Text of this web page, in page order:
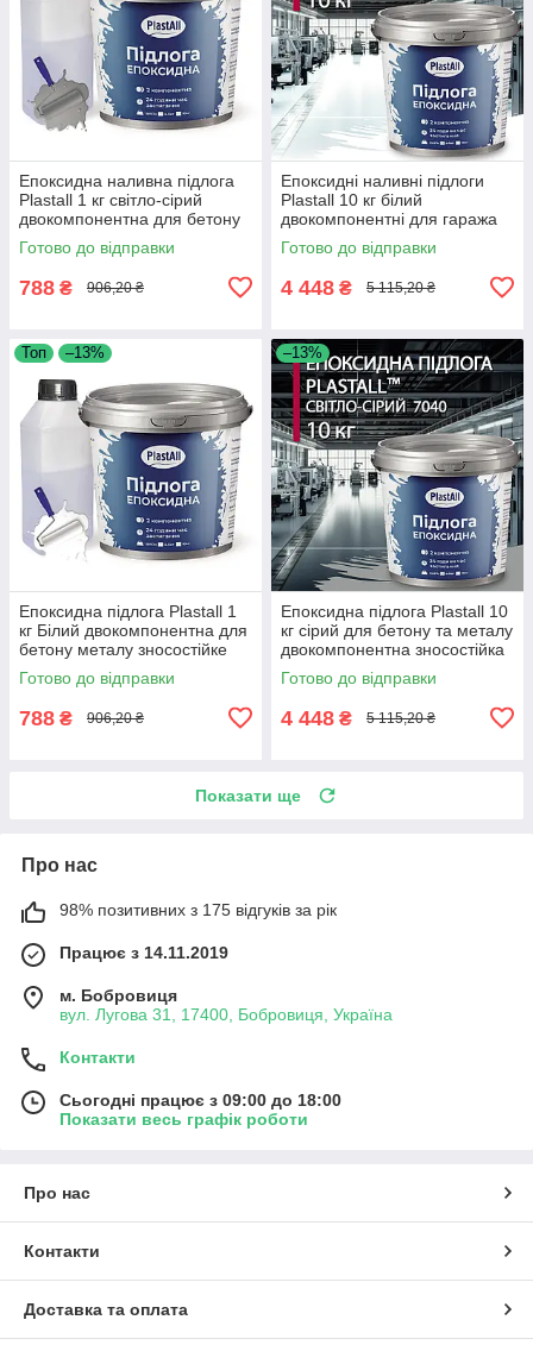
Епоксидна наливна підлога
Plastall 1 кг світло-сірий
двокомпонентна для бетону
та металу зносостійка
Готово до відправки
788 ₴ 906,20 ₴
Епоксидні наливні підлоги
Plastall 10 кг білий
двокомпонентні для гаража
та складу зносостійкі
Готово до відправки
4 448 ₴ 5 115,20 ₴
Топ –13%
Епоксидна підлога Plastall 1
кг Білий двокомпонентна для
бетону металу зносостійке
покриття
Готово до відправки
788 ₴ 906,20 ₴
–13%
Епоксидна підлога Plastall 10
кг сірий для бетону та металу
двокомпонентна зносостійка
Готово до відправки
4 448 ₴ 5 115,20 ₴
Показати ще
Про нас
98% позитивних з 175 відгуків за рік
Працює з 14.11.2019
м. Бобровиця
вул. Лугова 31, 17400, Бобровиця, Україна
Контакти
Сьогодні працює з 09:00 до 18:00
Показати весь графік роботи
Про нас
Контакти
Доставка та оплата